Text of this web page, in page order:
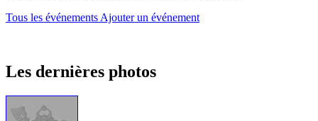
Tous les événements Ajouter un événement
Les dernières photos